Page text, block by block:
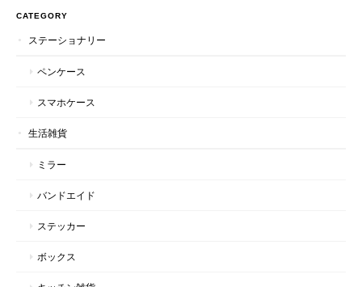
CATEGORY
ステーショナリー
ペンケース
スマホケース
生活雑貨
ミラー
バンドエイド
ステッカー
ボックス